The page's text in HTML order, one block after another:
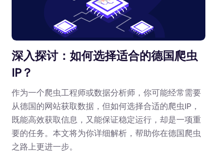
深入探讨：如何选择适合的德国爬虫
IP？
作为一个爬虫工程师或数据分析师，你可能经常需要
从德国的网站获取数据，但如何选择合适的爬虫IP，
既能高效获取信息，又能保证稳定运行，却是一项重
要的任务。本文将为你详细解析，帮助你在德国爬虫
之路上更进一步。